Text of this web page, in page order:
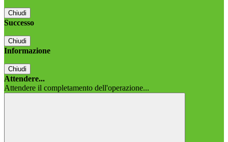
Chiudi
Successo
Chiudi
Informazione
Chiudi
Attendere...
Attendere il completamento dell'operazione...